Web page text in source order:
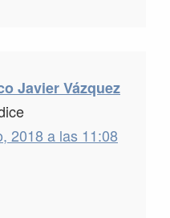
Javier Vázquez
2018 a las 11:08